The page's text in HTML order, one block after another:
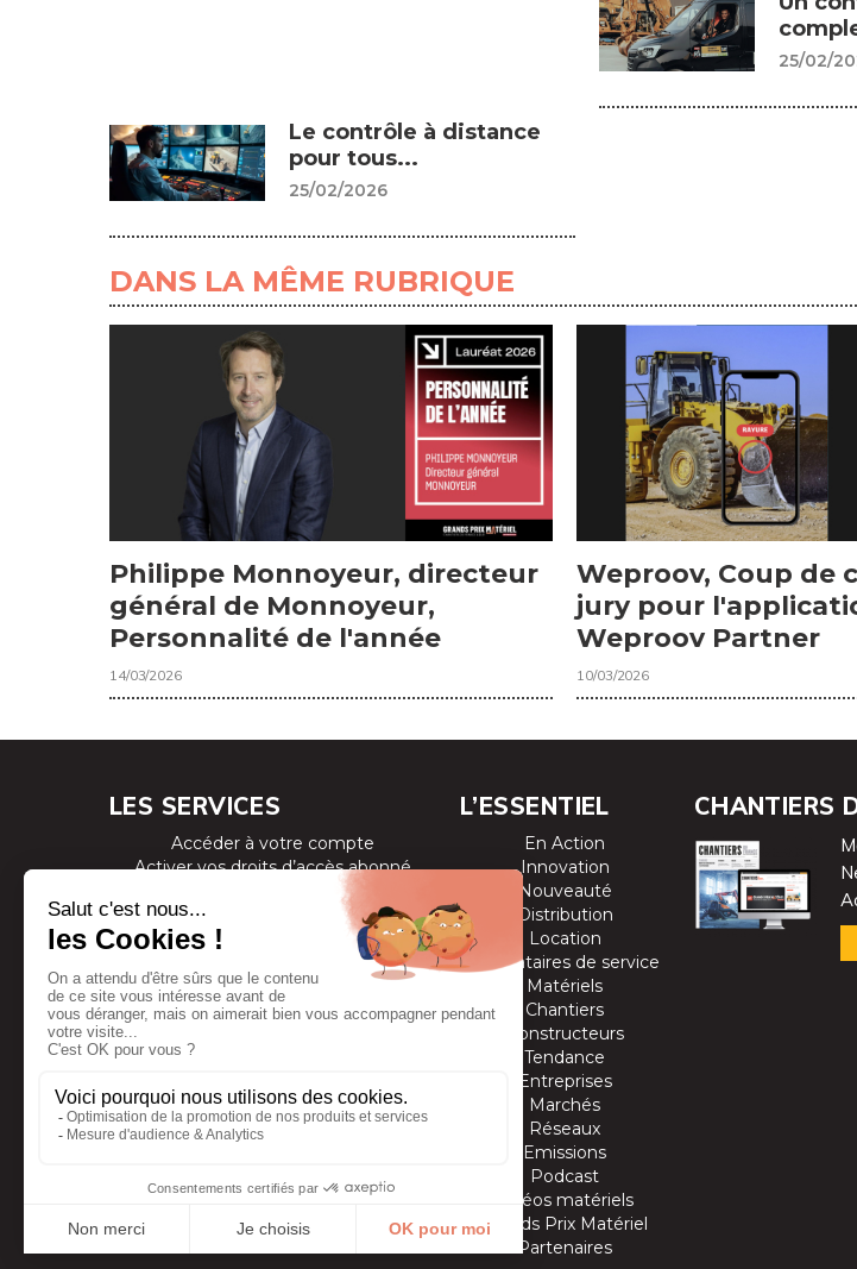
25/02/
Le contrôle à distance
pour tous...
25/02/2026
DANS LA MÊME RUBRIQUE
Philippe Monnoyeur, directeur
général de Monnoyeur,
Personnalité de l'année
14/03/2026
Weproov, Coup de
jury pour
Weproov Partner
10/03/2026
LES SERVICES
Accéder à votre compte
Activer vos droits d’accès abonné
Consulter les magazines
S’inscrire aux newsletters
Devenir annonceur
Se connecter à l’extranet annonceur
Nous contacter
L’ESSENTIEL
En Action
Innovation
Nouveauté
Distribution
Location
Prestataires de service
Matériels
Chantiers
Constructeurs
Tendance
Entreprises
Marchés
Réseaux
Emissions
Podcast
Vidéos matériels
Grands Prix Matériel
Partenaires
CHANTIERS